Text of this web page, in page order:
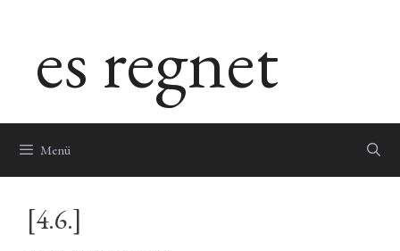
springenes regnet
Menü
[4.6.]